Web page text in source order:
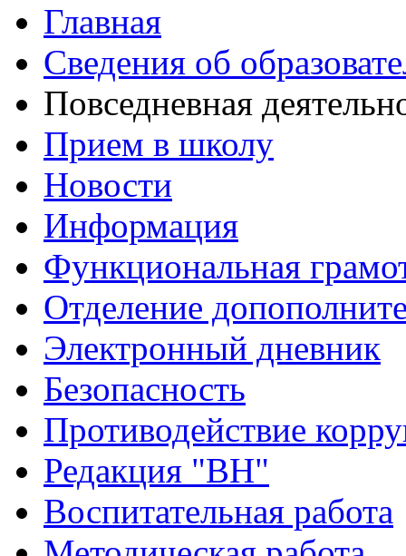
Главная
Сведения об
Повседневная
Прием в школу
Новости
Информация
Функциональная
Отделение
Электронный дневник
Безопасность
Противодействие
Редакция "ВН"
Воспитательная работа